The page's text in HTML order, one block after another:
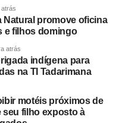
uma pipa, queremos
família. Muitos pais
crianças e agora terão a
ao lado dos
tradição, fortalece os
a pipa também é cultura,
atrás
Natural promove oficina
e filhos domingo
atrás
indígena para
na TI Tadarimana
motéis próximos de
seu filho exposto à